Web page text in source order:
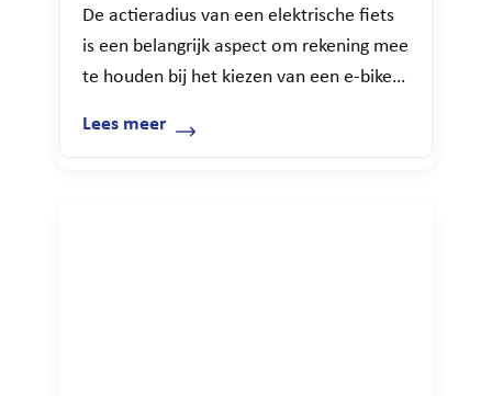
De actieradius van een elektrische fiets
is een belangrijk aspect om rekening mee
te houden bij het kiezen van een e-bike.
fietsen voordat de accu leeg raakt en je
Lees meer